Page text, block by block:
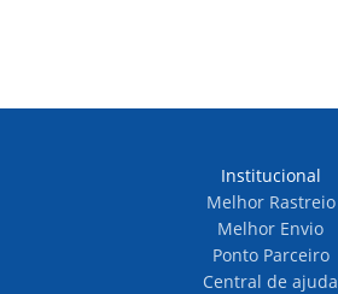
Institucional
Melhor Rastreio
Melhor Envio
Ponto Parceiro
Central de ajuda